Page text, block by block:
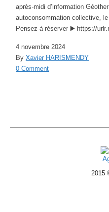
après-midi d’information
autoconsommation collective, le
Pensez à réserver ▶️ https://
4 novembre 2024
ByXavier HARISMENDY
0 Comment
2015